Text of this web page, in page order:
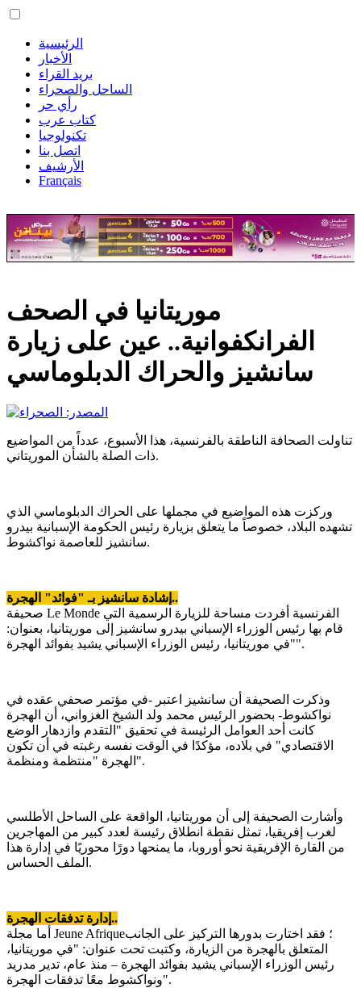
الرئيسية
الأخبار
بريد القراء
الساحل والصحراء
رأي حر
كتاب عرب
تكنولوجيا
اتصل بنا
الأرشيف
Français
موريتانيا في الصحف
الفرانكفوانية.. عين على زيارة
سانشيز والحراك الدبلوماسي
تناولت الصحافة الناطقة بالفرنسية، هذا الأسبوع، عدداً من المواضيع
ذات الصلة بالشأن الموريتاني.
وركزت هذه المواضيع في مجملها على الحراك الدبلوماسي الذي
تشهده البلاد، خصوصاً ما يتعلق بزيارة رئيس الحكومة الإسبانية بيدرو
سانشيز للعاصمة نواكشوط.
إشادة سانشيز بـ "فوائد" الهجرة..
صحيفة Le Monde الفرنسية أفردت مساحة للزيارة الرسمية التي
قام بها رئيس الوزراء الإسباني بيدرو سانشيز إلى موريتانيا، بعنوان:
"في موريتانيا، رئيس الوزراء الإسباني يشيد بفوائد الهجرة".
وذكرت الصحيفة أن سانشيز اعتبر -في مؤتمر صحفي عقده في
نواكشوط- بحضور الرئيس محمد ولد الشيخ الغزواني، أن الهجرة
كانت أحد العوامل الرئيسة في تحقيق "التقدم وازدهار الوضع
الاقتصادي" في بلاده، مؤكدًا في الوقت نفسه رغبته في أن تكون
الهجرة "منتظمة ومنظمة".
وأشارت الصحيفة إلى أن موريتانيا، الواقعة على الساحل الأطلسي
لغرب إفريقيا، تمثل نقطة انطلاق رئيسة لعدد كبير من المهاجرين
من القارة الإفريقية نحو أوروبا، ما يمنحها دورًا محوريًا في إدارة هذا
الملف الحساس.
إدارة تدفقات الهجرة..
أما مجلة Jeune Afrique؛ فقد اختارت بدورها التركيز على الجانب
المتعلق بالهجرة من الزيارة، وكتبت تحت عنوان: "في موريتانيا،
رئيس الوزراء الإسباني يشيد بفوائد الهجرة – منذ عام، تدير مدريد
ونواكشوط معًا تدفقات الهجرة".